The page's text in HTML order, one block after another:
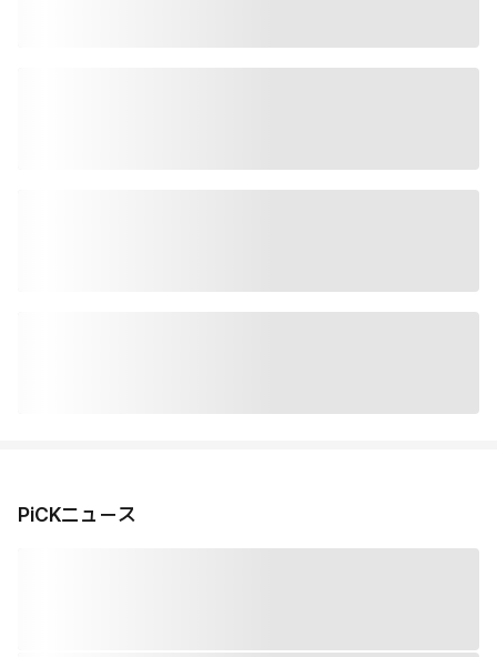
PiCKニュース